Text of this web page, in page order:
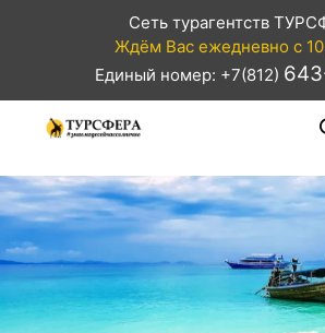
Сеть турагентств
Ждём Вас ежедневно с 10
Единый номер: +7(812)